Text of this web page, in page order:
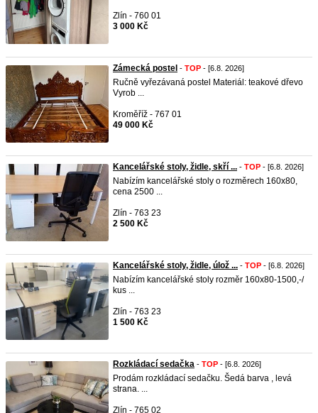
Zlín - 760 01
3 000 Kč
Zámecká postel - TOP - [6.8. 2026]
Ručně vyřezávaná postel Materiál: teakové dřevo
Vyrob ...
Kroměříž - 767 01
49 000 Kč
Kancelářské stoly, židle, skří ... - TOP - [6.8. 2026]
Nabízím kancelářské stoly o rozměrech 160x80,
cena 2500 ...
Zlín - 763 23
2 500 Kč
Kancelářské stoly, židle, úlož ... - TOP - [6.8. 2026]
Nabízím kancelářské stoly rozměr 160x80-1500,-/
kus ...
Zlín - 763 23
1 500 Kč
Rozkládací sedačka - TOP - [6.8. 2026]
Prodám rozkládací sedačku. Šedá barva , levá
strana. ...
Zlín - 765 02